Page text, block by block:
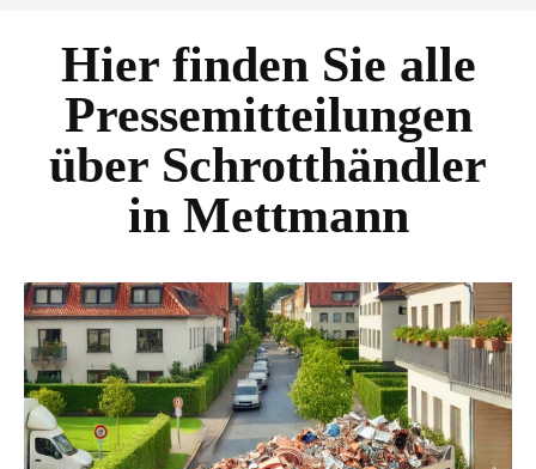
Hier finden Sie alle
Pressemitteilungen
über Schrotthändler
in Mettmann